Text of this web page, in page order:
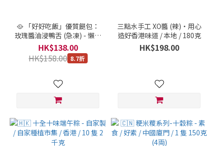
🥘 「好好吃飯」優質餸包：
玫瑰醬油浸鴨舌 (急凍) - 懶人
料理提案 / 三點水料理・優質
餸包系列 / 本地 / 180克
HK$138.00
HK$158.00 8.7折
三點水手工 XO醬 (辣)・用心
造好香港味道 / 本地 / 180克
HK$198.00